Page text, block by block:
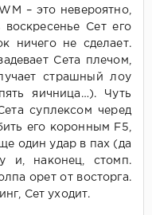
– это невероятно,
Сет его
ничего не сделает.
Сета плечом,
страшный лоу
яичница…). Чуть
суплексом черед
его коронным F5,
один удар в пах (да
и, наконец, стомп.
орет от восторга.
Сет уходит.